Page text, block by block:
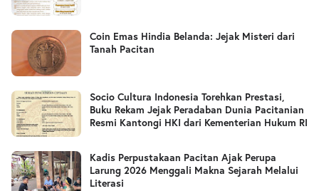
Coin Emas Hindia Belanda: Jejak Misteri dari
Tanah Pacitan
Socio Cultura Indonesia Torehkan Prestasi,
Buku Rekam Jejak Peradaban Dunia Pacitanian
Resmi Kantongi HKI dari Kementerian Hukum RI
Kadis Perpustakaan Pacitan Ajak Perupa
Larung 2026 Menggali Makna Sejarah Melalui
Literasi